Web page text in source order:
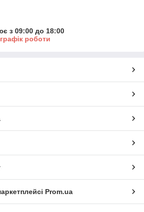
з 09:00 до 18:00
роботи
Prom.ua